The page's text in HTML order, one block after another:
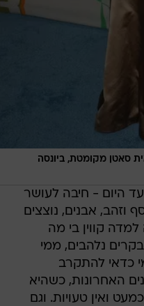
סאטן מקומטת, ביונסה
היום - חיבה לעושר
וזהב, אבנים, נוצצים
למדה קווין בי מה
נלהבים, ממי
כדאי להתקרב
האחרונות, כשהיא
ואין טעויות. וגם